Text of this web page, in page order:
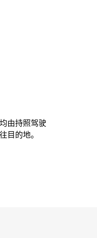
由持照驾驶
目的地。